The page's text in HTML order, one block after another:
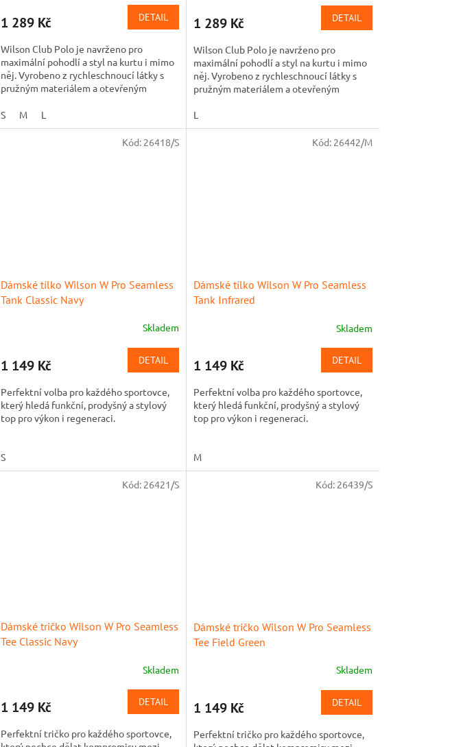
1 289 Kč DETAIL
Wilson Club Polo je navrženo pro
maximální pohodlí a styl na kurtu i mimo
něj. Vyrobeno z rychleschnoucí látky s
pružným materiálem a otevřeným
S
M L
1 289 Kč DETAIL
Wilson Club Polo je navrženo pro
maximální pohodlí a styl na kurtu i mimo
něj. Vyrobeno z rychleschnoucí látky s
pružným materiálem a otevřeným
L
Dámské tílko Wilson W Pro Seamless
Tank Classic Navy
Skladem
1 149 Kč DETAIL
Perfektní volba pro každého sportovce,
který hledá funkční, prodyšný a stylový
top pro výkon i regeneraci.
S
Kód: 26418/S
Dámské tílko Wilson W Pro Seamless
Tank Infrared
Skladem
1 149 Kč DETAIL
Perfektní volba pro každého sportovce,
který hledá funkční, prodyšný a stylový
top pro výkon i regeneraci.
M
Kód: 26442/M
Dámské tričko Wilson W Pro Seamless
Tee Classic Navy
Skladem
1 149 Kč DETAIL
Perfektní tričko pro každého sportovce,
Kód: 26421/S
Dámské tričko Wilson W Pro Seamless
Tee Field Green
Skladem
1 149 Kč DETAIL
Perfektní tričko pro každého sportovce,
Kód: 26439/S